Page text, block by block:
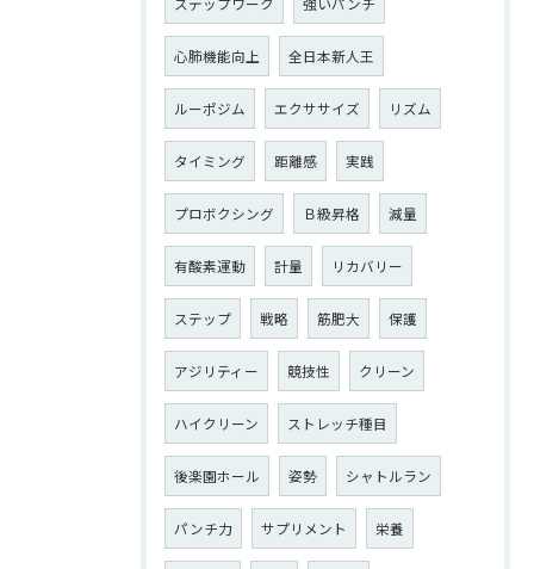
心肺機能向上 全日本新人王
ルーポジム エクササイズ リズム
タイミング 距離感 実践
プロボクシング Ｂ級昇格 減量
有酸素運動 計量 リカバリー
ステップ 戦略 筋肥大 保護
アジリティー 競技性 クリーン
ハイクリーン ストレッチ種目
後楽園ホール 姿勢 シャトルラン
パンチ力 サプリメント 栄養